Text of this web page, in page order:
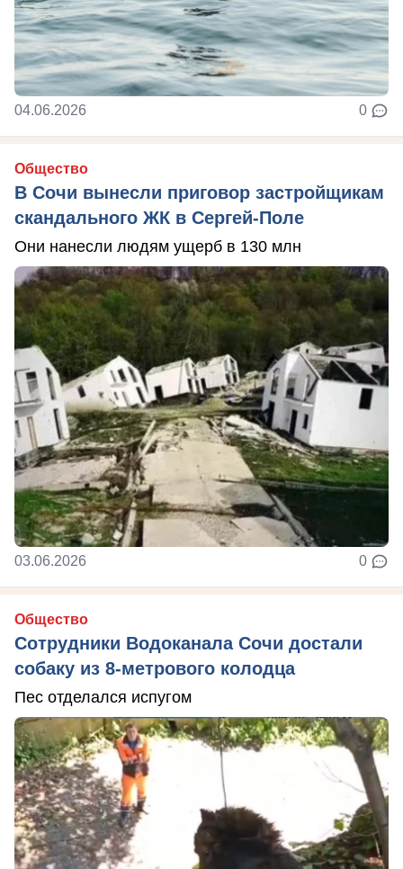
04.06.2026 0
Общество
В Сочи вынесли приговор застройщикам
скандального ЖК в Сергей-Поле
Они нанесли людям ущерб в 130 млн
03.06.2026 0
Общество
Сотрудники Водоканала Сочи достали
собаку из 8-метрового колодца
Пес отделался испугом